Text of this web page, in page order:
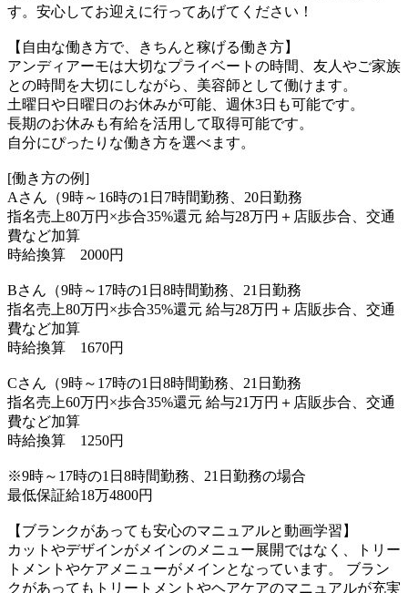
す。安心してお迎えに行ってあげてください！
【自由な働き方で、きちんと稼げる働き方】
アンディアーモは大切なプライベートの時間、友人やご家族
との時間を大切にしながら、美容師として働けます。
土曜日や日曜日のお休みが可能、週休3日も可能です。
長期のお休みも有給を活用して取得可能です。
自分にぴったりな働き方を選べます。
[働き方の例]
Aさん（9時～16時の1日7時間勤務、20日勤務
指名売上80万円×歩合35%還元 給与28万円＋店販歩合、交通
費など加算
時給換算 2000円
Bさん（9時～17時の1日8時間勤務、21日勤務
指名売上80万円×歩合35%還元 給与28万円＋店販歩合、交通
費など加算
時給換算 1670円
Cさん（9時～17時の1日8時間勤務、21日勤務
指名売上60万円×歩合35%還元 給与21万円＋店販歩合、交通
費など加算
時給換算 1250円
※9時～17時の1日8時間勤務、21日勤務の場合
最低保証給18万4800円
【ブランクがあっても安心のマニュアルと動画学習】
カットやデザインがメインのメニュー展開ではなく、トリー
トメントやケアメニューがメインとなっています。 ブラン
クがあってもトリートメントやヘアケアのマニュアルが充実